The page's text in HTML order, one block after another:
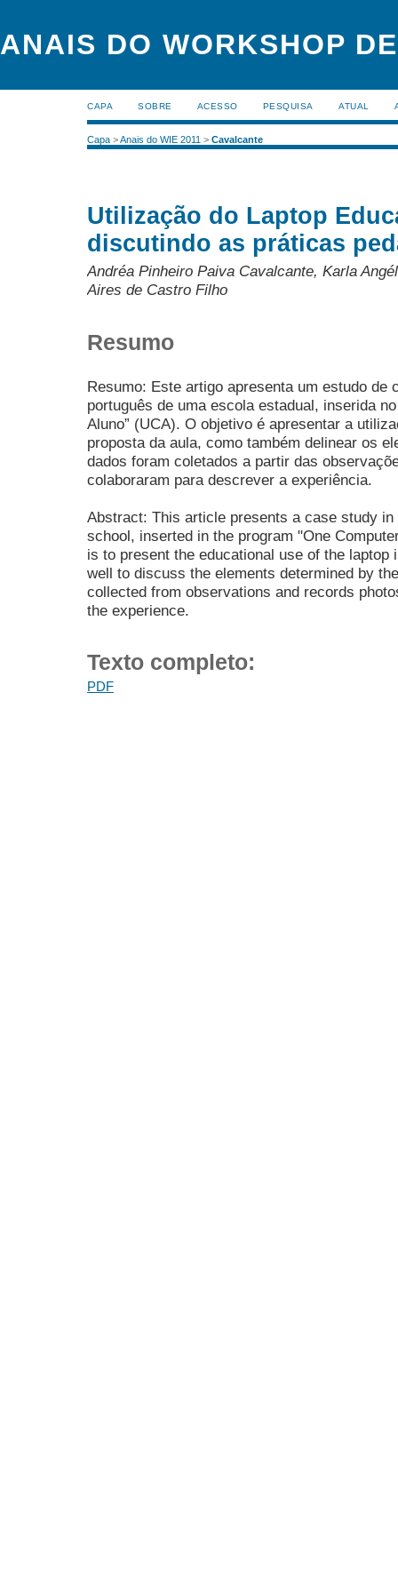
ANAIS DO WORKSHOP
CAPA SOBRE ACESSO PESQUISA ATUAL
Capa >Anais do WIE 2011 > Cavalcante
Utilização do Laptop
discutindo as práticas
Andréa Pinheiro Paiva Cavalcante, Karla
Aires de Castro Filho
Resumo
Resumo: Este artigo apresenta um estudo de
português de uma escola estadual, inserida
Aluno” (UCA). O objetivo é apresentar a
proposta da aula, como também delinear os
dados foram coletados a partir das
colaboraram para descrever a experiência.
Abstract: This article presents a case study
school, inserted in the program "One
is to present the educational use of the
well to discuss the elements determined by
collected from observations and records
the experience.
Texto completo:
PDF